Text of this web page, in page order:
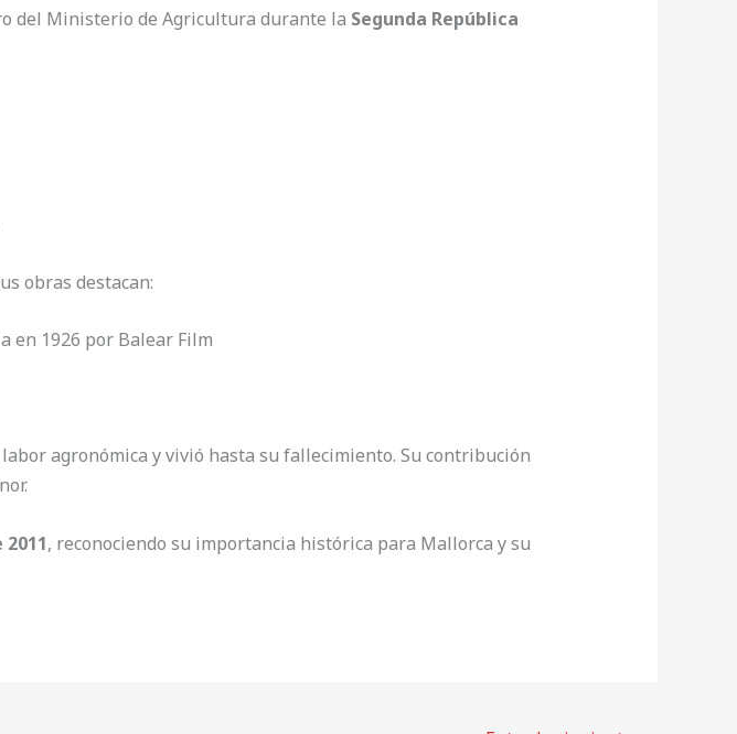
del Ministerio de Agricultura durante la Segunda República
obras destacan:
en 1926 por Balear Film
agronómica y vivió hasta su fallecimiento. Su contribución
, reconociendo su importancia histórica para Mallorca y su